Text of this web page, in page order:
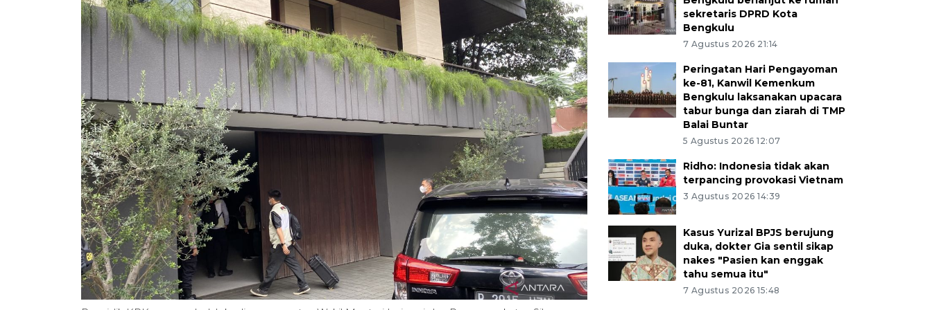
sekretaris DPRD Kota
Bengkulu
7 Agustus 2026 21:14
Peringatan Hari Pengayoman
ke-81, Kanwil Kemenkum
Bengkulu laksanakan upacara
tabur bunga dan ziarah di TMP
Balai Buntar
5 Agustus 2026 12:07
Ridho: Indonesia tidak akan
terpancing provokasi Vietnam
3 Agustus 2026 14:39
Kasus Yurizal BPJS berujung
duka, dokter Gia sentil sikap
nakes "Pasien kan enggak
tahu semua itu"
7 Agustus 2026 15:48